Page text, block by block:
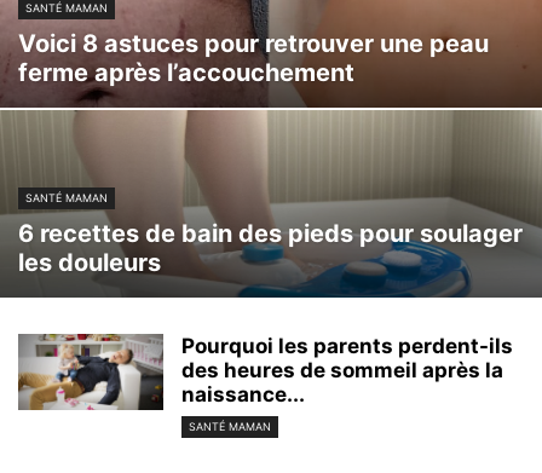
SANTÉ MAMAN
Voici 8 astuces pour retrouver une peau
ferme après l’accouchement
SANTÉ MAMAN
6 recettes de bain des pieds pour soulager
les douleurs
Pourquoi les parents perdent-ils
des heures de sommeil après la
naissance...
SANTÉ MAMAN